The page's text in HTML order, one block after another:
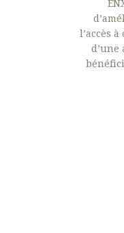
l’accès
d’une